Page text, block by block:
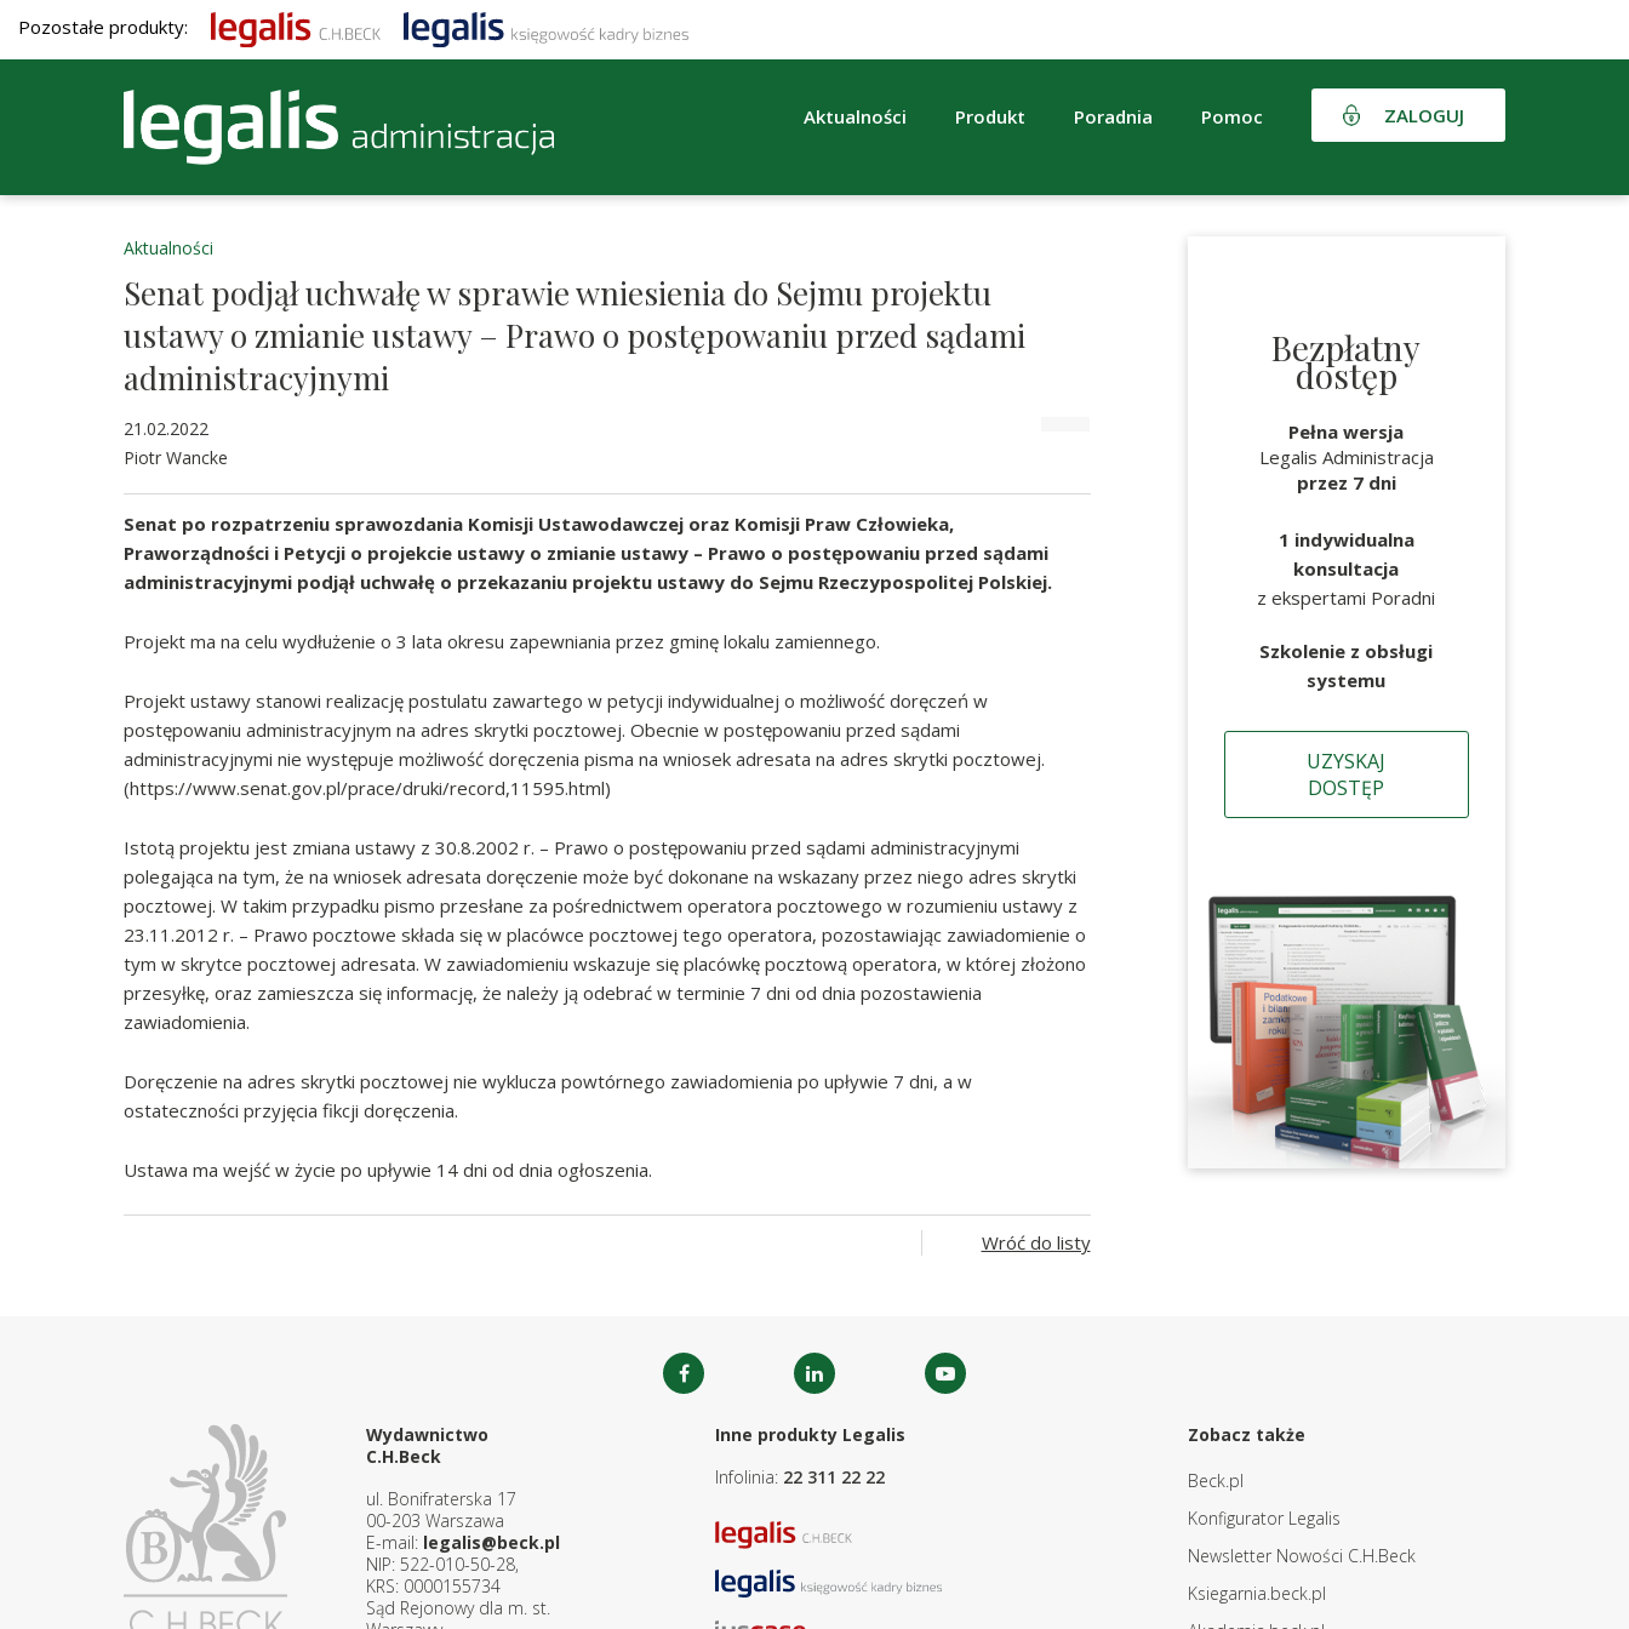
Pozostałe produkty:
Aktualności Produkt Poradnia Pomoc ZALOGUJ
Aktualności
Senat podjął uchwałę w sprawie wniesienia do Sejmu projektu
ustawy o zmianie ustawy – Prawo o postępowaniu przed sądami
administracyjnymi
21.02.2022
Piotr Wancke
Senat po rozpatrzeniu sprawozdania Komisji Ustawodawczej oraz Komisji Praw Człowieka,
Praworządności i Petycji o projekcie ustawy o zmianie ustawy – Prawo o postępowaniu przed sądami
administracyjnymi podjął uchwałę o przekazaniu projektu ustawy do Sejmu Rzeczypospolitej Polskiej.
Projekt ma na celu wydłużenie o 3 lata okresu zapewniania przez gminę lokalu zamiennego.
Projekt ustawy stanowi realizację postulatu zawartego w petycji indywidualnej o możliwość doręczeń w
postępowaniu administracyjnym na adres skrytki pocztowej. Obecnie w postępowaniu przed sądami
administracyjnymi nie występuje możliwość doręczenia pisma na wniosek adresata na adres skrytki pocztowej.
(https://www.senat.gov.pl/prace/druki/record,11595.html)
Istotą projektu jest zmiana ustawy z 30.8.2002 r. – Prawo o postępowaniu przed sądami administracyjnymi
polegająca na tym, że na wniosek adresata doręczenie może być dokonane na wskazany przez niego adres skrytki
pocztowej. W takim przypadku pismo przesłane za pośrednictwem operatora pocztowego w rozumieniu ustawy z
23.11.2012 r. – Prawo pocztowe składa się w placówce pocztowej tego operatora, pozostawiając zawiadomienie o
tym w skrytce pocztowej adresata. W zawiadomieniu wskazuje się placówkę pocztową operatora, w której złożono
przesyłkę, oraz zamieszcza się informację, że należy ją odebrać w terminie 7 dni od dnia pozostawienia
zawiadomienia.
Doręczenie na adres skrytki pocztowej nie wyklucza powtórnego zawiadomienia po upływie 7 dni, a w
ostateczności przyjęcia fikcji doręczenia.
Ustawa ma wejść w życie po upływie 14 dni od dnia ogłoszenia.
Wróć do listy
Bezpłatny
dostęp
Pełna wersja
Legalis Administracja
przez 7 dni
1 indywidualna
konsultacja
z ekspertami Poradni
Szkolenie z obsługi
systemu
UZYSKAJ
DOSTĘP
Wydawnictwo
C.H.Beck
ul. Bonifraterska 17
00-203 Warszawa
E-mail: legalis@beck.pl
NIP: 522-010-50-28,
KRS: 0000155734
Sąd Rejonowy dla m. st.
Inne produkty Legalis
Infolinia: 22 311 22 22
Zobacz także
Beck.pl
Konfigurator Legalis
Newsletter Nowości C.H.Beck
Ksiegarnia.beck.pl